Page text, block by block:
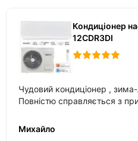
Кондиціонер
12CDR3DI
Чудовий кондиціонер , зима-
Повністю
Михайло